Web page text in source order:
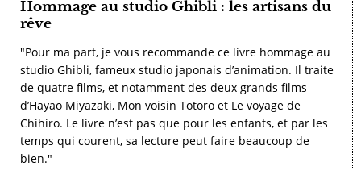
Hommage au studio Ghibli : les artisans du
rêve
"Pour ma part, je vous recommande ce livre hommage au
studio Ghibli, fameux studio japonais d’animation. Il traite
de quatre films, et notamment des deux grands films
d’Hayao Miyazaki, Mon voisin Totoro et Le voyage de
Chihiro. Le livre n’est pas que pour les enfants, et par les
temps qui courent, sa lecture peut faire beaucoup de
bien."